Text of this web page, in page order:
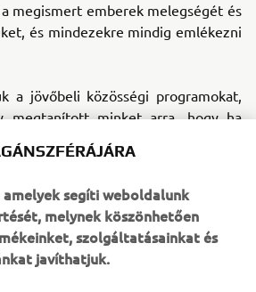
megismert emberek melegségét és
és mindezekre mindig emlékezni
a jövőbeli közösségi programokat,
megtanított minket arra, hogy ha
a dolgot, az a legkifizetődőbb
vezethet!
segíti weboldalunk
melynek köszönhetően
szolgáltatásainkat és
javíthatjuk.